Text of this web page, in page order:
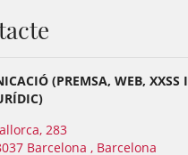
(PREMSA, WEB, XXSS I
283
Barcelona , Barcelona